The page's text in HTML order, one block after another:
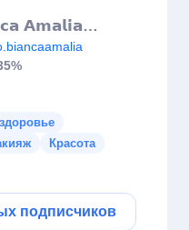
𝗜𝘃𝗮𝘀𝗰𝗼 𝗕𝗶𝗮𝗻𝗰𝗮 𝗔𝗺𝗮𝗹𝗶𝗮 𝗠𝗮𝗸𝗲𝘂𝗽 𝗔𝗿𝘁𝗶𝘀𝘁 💄
Красота
подписчиков